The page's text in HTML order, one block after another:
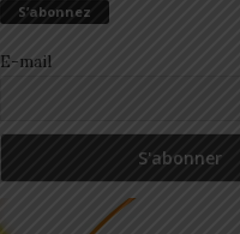
S’abonnez
E-mail